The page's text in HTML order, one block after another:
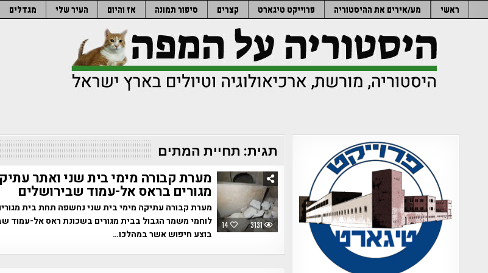
to
ראשי מע/אירים את ההיסטוריה פרוייקט טיגארט קצרים סיפור תמונה אז והיום העיר שלי מגדלים
תגית: תחיית המתים
14 3131
מערת קבורה מימי בית שני ואתר
מגורים בראס אל-עמוד שבירושלים
מערת קבורה עתיקה מימי בית שני נחשפה תחת בית
לוחמי משמר הגבול בבית מגורים בשכונת ראס אל-עמוד
בוצע חיפוש אשר במהלכו…